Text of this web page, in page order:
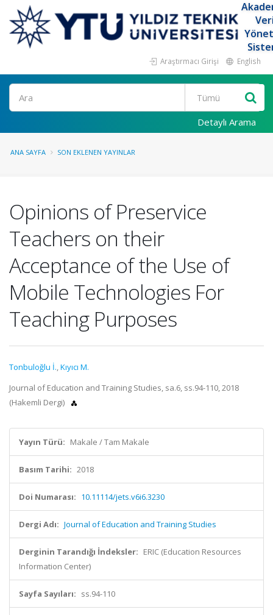
Araştırmacı Girişi English
Ara
Detaylı Arama
ANA SAYFA SON EKLENEN YAYINLAR
Opinions of Preservice
Teachers on their
Acceptance of the Use of
Mobile Technologies For
Teaching Purposes
Tonbuloğlu İ.,Kıyıcı M.
Journal of Education and Training Studies, sa.6, ss.94-110, 2018
(Hakemli Dergi)
Yayın Türü: Makale / Tam Makale
Basım Tarihi: 2018
Doi Numarası: 10.11114/jets.v6i6.3230
Dergi Adı: Journal of Education and Training Studies
Derginin Tarandığı İndeksler: ERIC (Education Resources
Information Center)
Sayfa Sayıları: ss.94-110